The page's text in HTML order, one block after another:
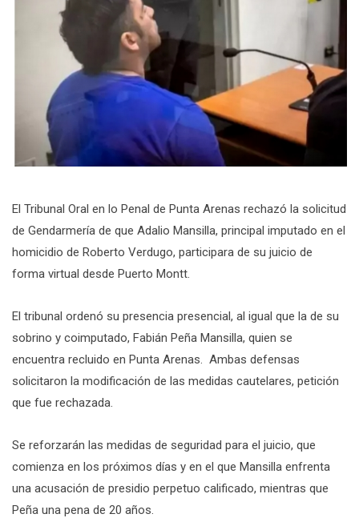
El Tribunal Oral en lo Penal de Punta Arenas rechazó la solicitud
de Gendarmería de que Adalio Mansilla, principal imputado en el
homicidio de Roberto Verdugo, participara de su juicio de
forma virtual desde Puerto Montt.
El tribunal ordenó su presencia presencial, al igual que la de su
sobrino y coimputado, Fabián Peña Mansilla, quien se
encuentra recluido en Punta Arenas. Ambas defensas
solicitaron la modificación de las medidas cautelares, petición
que fue rechazada.
Se reforzarán las medidas de seguridad para el juicio, que
comienza en los próximos días y en el que Mansilla enfrenta
una acusación de presidio perpetuo calificado, mientras que
Peña una pena de 20 años.